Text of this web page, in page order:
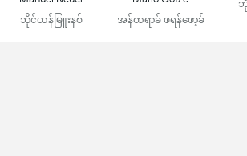
ဘိုင်ယန်မြူးနစ် အန်ထရာခ် ဖရန်ဖော့ခ်